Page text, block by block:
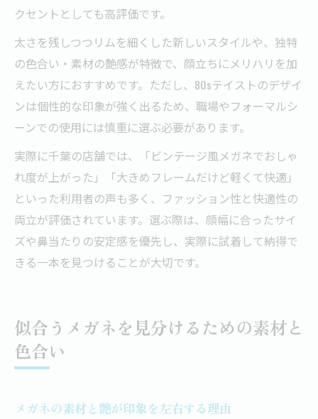
クセントとしても高評価です。
太さを残しつつリムを細くした新しいスタイルや、独特
の色合い・素材の艶感が特徴で、顔立ちにメリハリを加
えたい方におすすめです。ただし、80sテイストのデザイ
ンは個性的な印象が強く出るため、職場やフォーマルシ
ーンでの使用には慎重に選ぶ必要があります。
実際に千葉の店舗では、「ビンテージ風メガネでおしゃ
れ度が上がった」「大きめフレームだけど軽くて快適」
といった利用者の声も多く、ファッション性と快適性の
両立が評価されています。選ぶ際は、顔幅に合ったサイ
ズや鼻当たりの安定感を優先し、実際に試着して納得で
きる一本を見つけることが大切です。
似合うメガネを見分けるための素材と
色合い
メガネの素材と艶が印象を左右する理由